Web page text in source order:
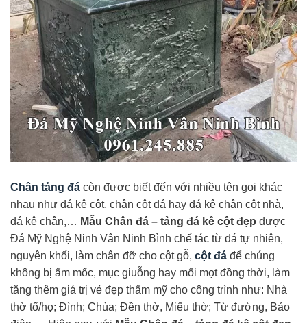
Chân tảng đá còn được biết đến với nhiều tên gọi khác
nhau như đá kê cột, chân cột đá hay đá kê chân cột nhà,
đá kê chân,… Mẫu Chân đá – tảng đá kê cột đẹp được
Đá Mỹ Nghệ Ninh Vân Ninh Bình chế tác từ đá tự nhiên,
nguyên khối, làm chân đỡ cho cột gỗ, cột đá để chúng
không bị ẩm mốc, mục giuỗng hay mối mọt đồng thời, làm
tăng thêm giá trị vẻ đẹp thẩm mỹ cho công trình như: Nhà
thờ tổ/họ; Đình; Chùa; Đền thờ, Miếu thờ; Từ đường, Bảo